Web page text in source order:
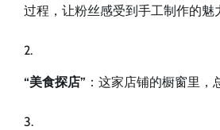
过程，让粉丝感受到手工制作的魅
“美食探店” ：这家店铺的橱窗里